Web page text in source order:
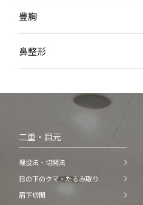
豊胸
鼻整形
二重・目元
埋没法・切開法
目の下のクマ・たるみ取り
眉下切開